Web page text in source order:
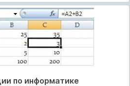
по информатике